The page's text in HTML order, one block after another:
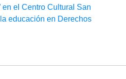
en el Centro Cultural San
educación en Derechos